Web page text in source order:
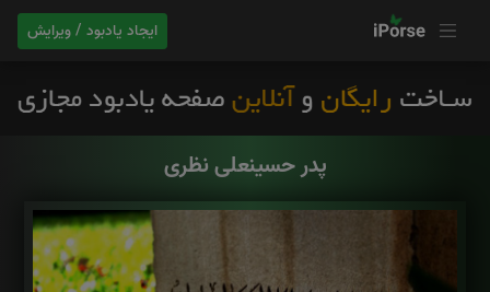
ایجاد یادبود / ویرایش
پدر حسینعلی نظری